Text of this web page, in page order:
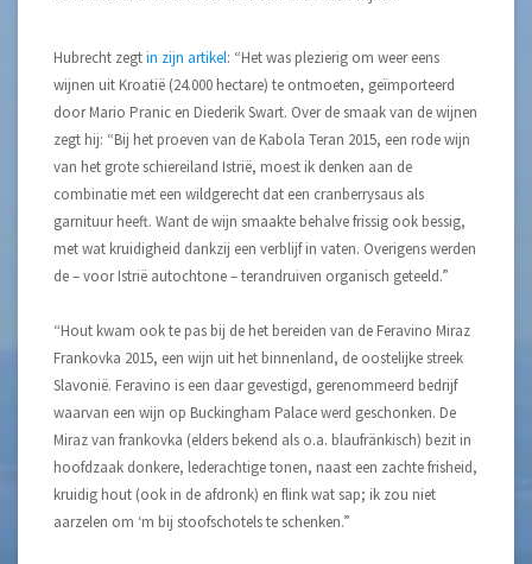
Hubrecht zegtin zijn artikel: “Het was plezierig om weer eens
wijnen uit Kroatië (24.000 hectare) te ontmoeten, geïmporteerd
door Mario Pranic en Diederik Swart. Over de smaak van de wijnen
zegt hij: “Bij het proeven van de Kabola Teran 2015, een rode wijn
van het grote schiereiland Istrië, moest ik denken aan de
combinatie met een wildgerecht dat een cranberrysaus als
garnituur heeft. Want de wijn smaakte behalve frissig ook bessig,
met wat kruidigheid dankzij een verblijf in vaten. Overigens werden
de – voor Istrië autochtone – terandruiven organisch geteeld.”
“Hout kwam ook te pas bij de het bereiden van de Feravino Miraz
Frankovka 2015, een wijn uit het binnenland, de oostelijke streek
Slavonië. Feravino is een daar gevestigd, gerenommeerd bedrijf
waarvan een wijn op Buckingham Palace werd geschonken. De
Miraz van frankovka (elders bekend als o.a. blaufränkisch) bezit in
hoofdzaak donkere, lederachtige tonen, naast een zachte frisheid,
kruidig hout (ook in de afdronk) en flink wat sap; ik zou niet
aarzelen om ‘m bij stoofschotels te schenken.”